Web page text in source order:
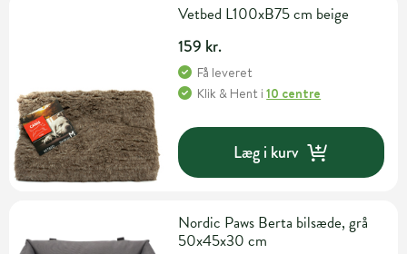
Vetbed L100xB75 cm beige
159 kr.
Få leveret
Klik & Hent i10 centre
Læg i kurv
Nordic Paws Berta bilsæde, grå
50x45x30 cm